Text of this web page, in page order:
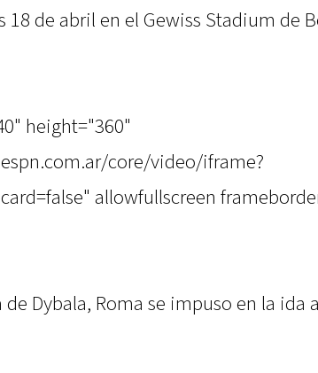
18 de abril en el Gewiss Stadium de
height="360"
core/video/iframe?
allowfullscreen
Dybala, Roma se impuso en la ida